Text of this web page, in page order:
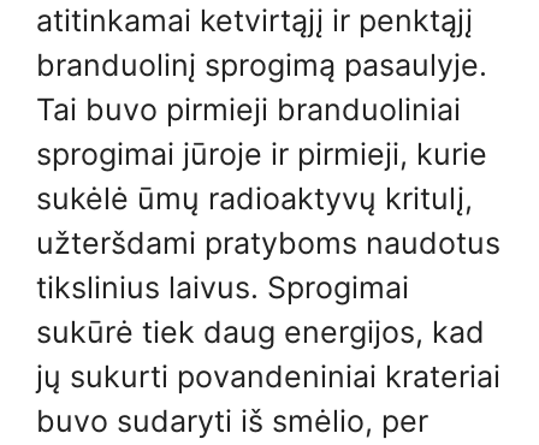
atitinkamai ketvirtąjį ir penktąjį
branduolinį sprogimą pasaulyje.
Tai buvo pirmieji branduoliniai
sprogimai jūroje ir pirmieji, kurie
sukėlė ūmų radioaktyvų kritulį,
užteršdami pratyboms naudotus
tikslinius laivus. Sprogimai
sukūrė tiek daug energijos, kad
jų sukurti povandeniniai krateriai
buvo sudaryti iš smėlio, per